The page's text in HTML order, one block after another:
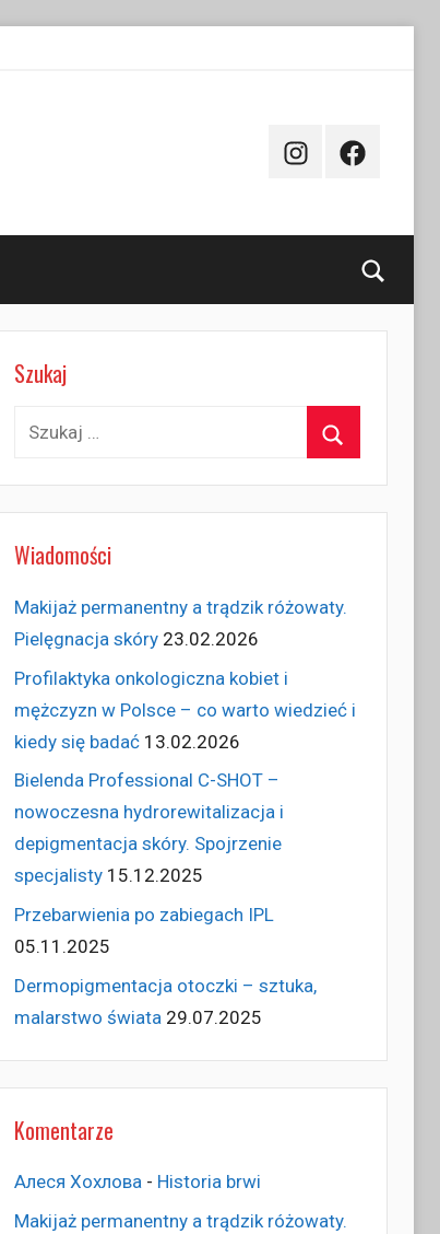
InstagramFacebook
Szukaj
Szukaj:
Wiadomości
Makijaż permanentny a trądzik różowaty.
Pielęgnacja skóry 23.02.2026
Profilaktyka onkologiczna kobiet i
mężczyzn w Polsce – co warto wiedzieć i
kiedy się badać 13.02.2026
Bielenda Professional C-SHOT –
nowoczesna hydrorewitalizacja i
depigmentacja skóry. Spojrzenie
specjalisty 15.12.2025
Przebarwienia po zabiegach IPL
05.11.2025
Dermopigmentacja otoczki – sztuka,
malarstwo świata 29.07.2025
Komentarze
Алеся Хохлова- Historia brwi
Makijaż permanentny a trądzik różowaty.